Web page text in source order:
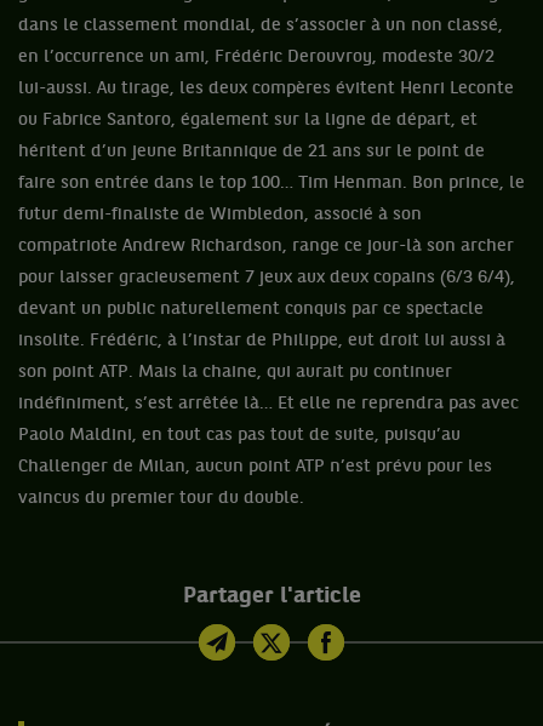
dans le classement mondial, de s’associer à un non classé,
en l’occurrence un ami, Frédéric Derouvroy, modeste 30/2
lui-aussi. Au tirage, les deux compères évitent Henri Leconte
ou Fabrice Santoro, également sur la ligne de départ, et
héritent d’un jeune Britannique de 21 ans sur le point de
faire son entrée dans le top 100… Tim Henman. Bon prince, le
futur demi-finaliste de Wimbledon, associé à son
compatriote Andrew Richardson, range ce jour-là son archer
pour laisser gracieusement 7 jeux aux deux copains (6/3 6/4),
devant un public naturellement conquis par ce spectacle
insolite. Frédéric, à l’instar de Philippe, eut droit lui aussi à
son point ATP. Mais la chaine, qui aurait pu continuer
indéfiniment, s’est arrêtée là… Et elle ne reprendra pas avec
Paolo Maldini, en tout cas pas tout de suite, puisqu’au
Challenger de Milan, aucun point ATP n’est prévu pour les
vaincus du premier tour du double.
Partager l'article